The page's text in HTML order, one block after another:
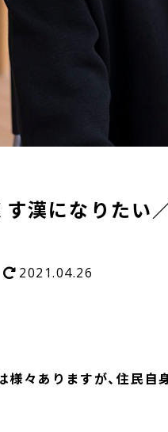
漢になりたい
2021.04.26
々ありますが、住民自